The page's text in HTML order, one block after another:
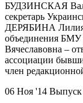
БУДЗИНСКАЯ
секретарь
ДЕРЯБИНА Лилия
объединения
Вячеславовна –
ассоциации
член
06 Ноя '14